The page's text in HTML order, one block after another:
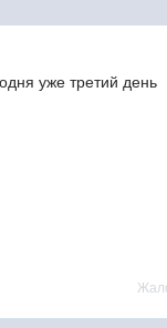
уже третий день